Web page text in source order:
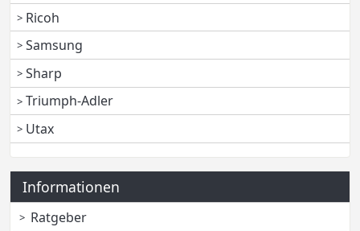
Ricoh
Samsung
Sharp
Triumph-Adler
Utax
Informationen
Ratgeber